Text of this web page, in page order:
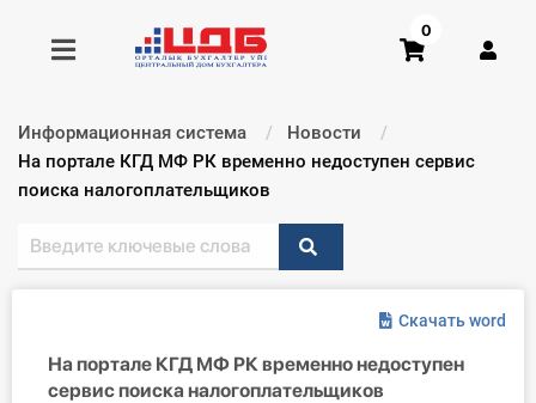
Получить консультацию
Главная ИС
0
Информационная система
Новости
Текущий:
На портале КГД МФ РК временно недоступен сервис
поиска налогоплательщиков
Скачать word
На портале КГД МФ РК временно недоступен
сервис поиска налогоплательщиков